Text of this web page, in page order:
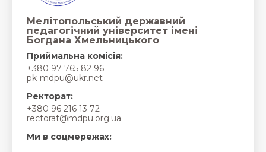
Мелітопольський державний
педагогічний університет імені
Богдана Хмельницького
Приймальна комісія:
+380 97 765 82 96
pk-mdpu@ukr.net
Ректорат:
+380 96 216 13 72
rectorat@mdpu.org.ua
Ми в соцмережах: